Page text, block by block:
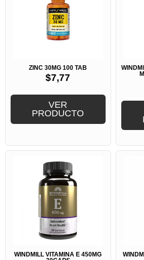
ZINC 30MG 100 TAB
$7,77
VER
PRODUCTO
WINDMILL VITAMINA E 450MG